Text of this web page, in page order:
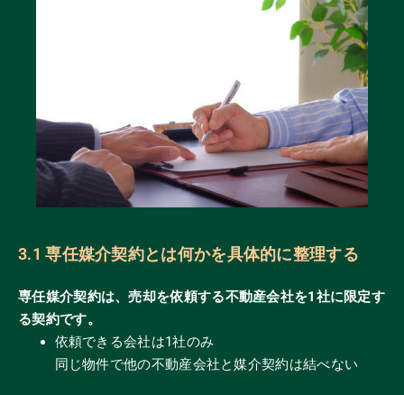
3.1 専任媒介契約とは何かを具体的に整理する
専任媒介契約は、売却を依頼する不動産会社を1社に限定す
る契約です。
依頼できる会社は1社のみ
同じ物件で他の不動産会社と媒介契約は結べない